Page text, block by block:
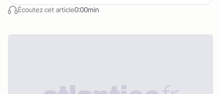
Écoutez cet article0:00min